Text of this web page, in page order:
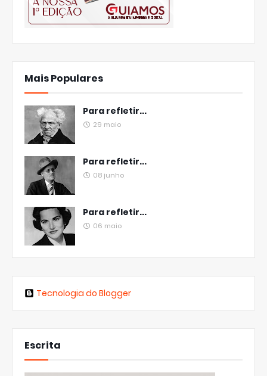
Mais Populares
Para refletir...
29 maio
Para refletir...
08 junho
Para refletir...
06 maio
Tecnologia do Blogger
Escrita